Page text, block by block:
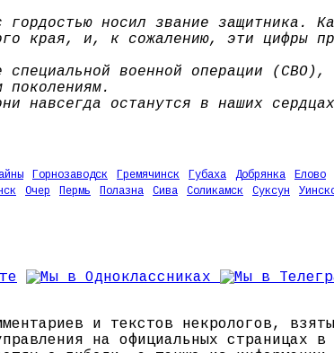
носил звание защитника.
края, и, к сожалению, эти цифры
военной операции
поколениям.
навсегда останутся в наших
Горнозаводск Гремячинск Губаха Добрянка Елово
Очер Пермь Полазна Сива Соликамск Суксун
и текстов некрологов,
на официальных страницах